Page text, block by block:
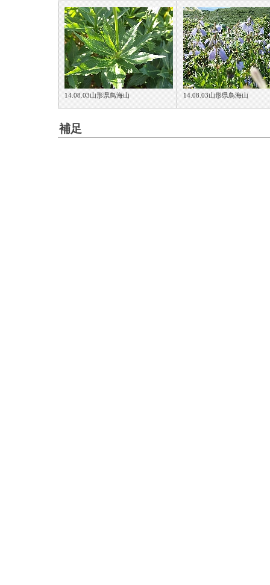
14.08.03山形県鳥海山 14.08.03山形県鳥海山
補足